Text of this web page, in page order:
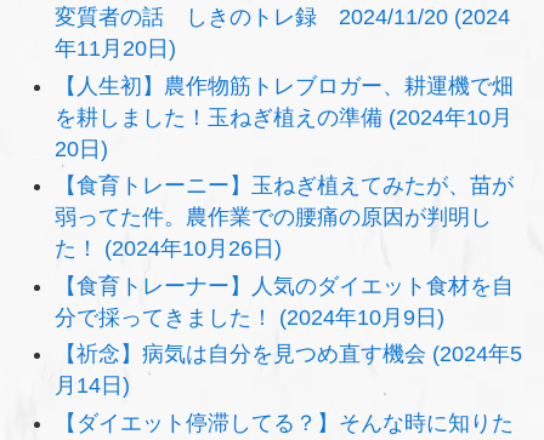
変質者の話 しきのトレ録 2024/11/20 (2024
年11月20日)
【人生初】農作物筋トレブロガー、耕運機で畑
を耕しました！玉ねぎ植えの準備 (2024年10月
20日)
【食育トレーニー】玉ねぎ植えてみたが、苗が
弱ってた件。農作業での腰痛の原因が判明し
た！ (2024年10月26日)
【食育トレーナー】人気のダイエット食材を自
分で採ってきました！ (2024年10月9日)
【祈念】病気は自分を見つめ直す機会 (2024年5
月14日)
【ダイエット停滞してる？】そんな時に知りた